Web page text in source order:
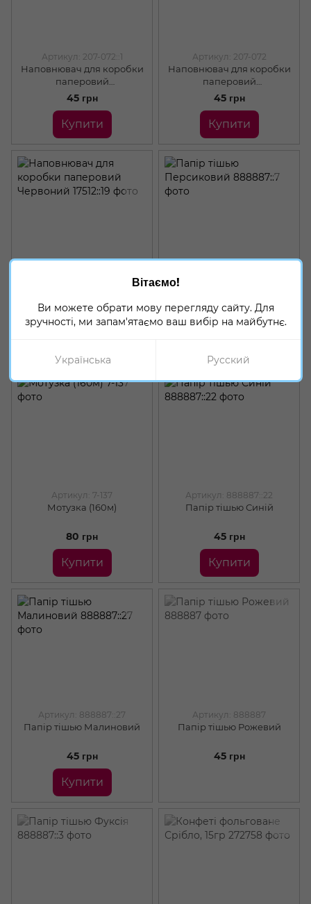
Артикул: 207-072::1
Наповнювач для коробки
паперовий
перламутровий Срібло
45 грн
Купити
Артикул: 207-072
Наповнювач для коробки
паперовий
перламутровий Золото
45 грн
Купити
Наповнювач для коробки
паперовий Червоний
30 грн
Папір тішью Персиковий
45 грн
Артикул: 7-137
Мотузка (160м)
80 грн
Купити
Артикул: 888887::22
Папір тішью Синiй
45 грн
Купити
Артикул: 888887::27
Папір тішью Малиновий
45 грн
Купити
Артикул: 888887
Папір тішью Рожевий
45 грн
Вітаємо!
Ви можете обрати мову перегляду сайту. Для
зручності, ми запам'ятаємо ваш вибір на майбутнє.
Українська Русский